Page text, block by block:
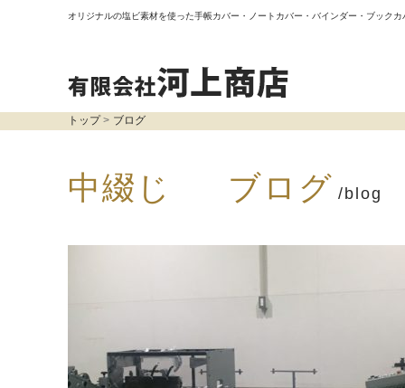
オリジナルの塩ビ素材を使った手帳カバー・ノートカバー・バインダー・ブック
トップ ブログ
中綴じ ブログ /blog